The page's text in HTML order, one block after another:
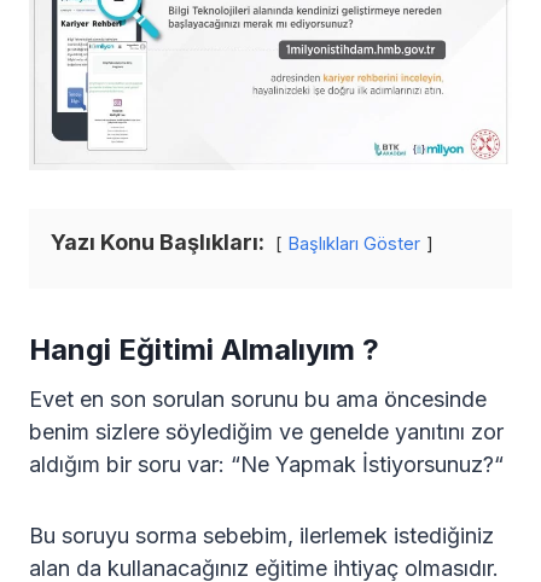
Yazı Konu Başlıkları: Başlıkları Göster
Hangi Eğitimi Almalıyım ?
Evet en son sorulan sorunu bu ama öncesinde
benim sizlere söylediğim ve genelde yanıtını zor
aldığım bir soru var: “Ne Yapmak İstiyorsunuz?“
Bu soruyu sorma sebebim, ilerlemek istediğiniz
alan da kullanacağınız eğitime ihtiyaç olmasıdır.